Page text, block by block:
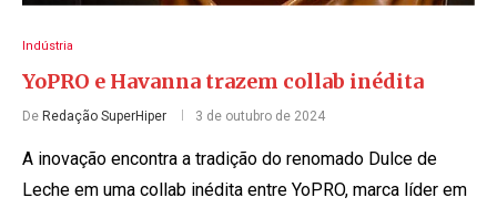
Indústria
YoPRO e Havanna trazem collab inédita
De Redação SuperHiper 3 de outubro de 2024
A inovação encontra a tradição do renomado Dulce de
Leche em uma collab inédita entre YoPRO, marca líder em